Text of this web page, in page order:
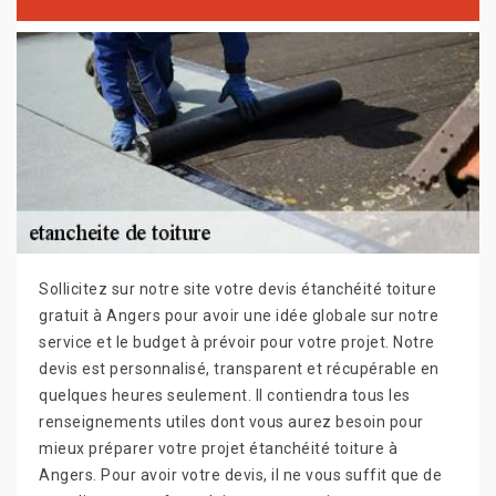
Sollicitez sur notre site votre devis étanchéité toiture
gratuit à Angers pour avoir une idée globale sur notre
service et le budget à prévoir pour votre projet. Notre
devis est personnalisé, transparent et récupérable en
quelques heures seulement. Il contiendra tous les
renseignements utiles dont vous aurez besoin pour
mieux préparer votre projet étanchéité toiture à
Angers. Pour avoir votre devis, il ne vous suffit que de